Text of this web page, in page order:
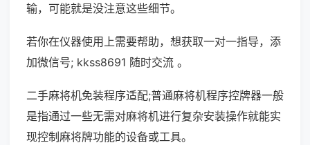
输，可能就是没注意这些细节。
若你在仪器使用上需要帮助，想获取一对一指导，添
加微信号; kkss8691 随时交流 。
二手麻将机免装程序适配;普通麻将机程序控牌器一般
是指通过一些无需对麻将机进行复杂安装操作就能实
现控制麻将牌功能的设备或工具。